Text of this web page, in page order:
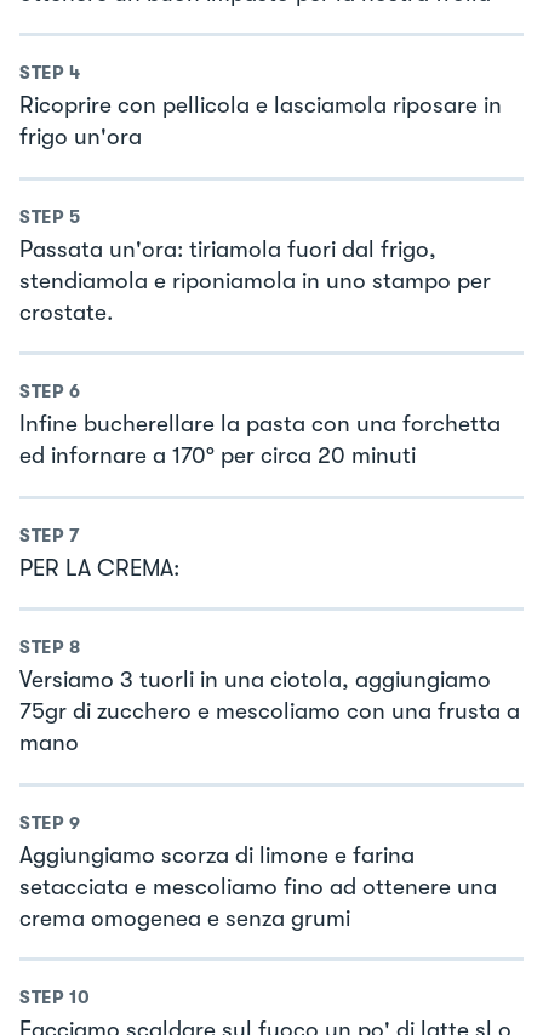
STEP 4
Ricoprire con pellicola e lasciamola riposare in
frigo un'ora
STEP 5
Passata un'ora: tiriamola fuori dal frigo,
stendiamola e riponiamola in uno stampo per
crostate.
STEP 6
Infine bucherellare la pasta con una forchetta
ed infornare a 170° per circa 20 minuti
STEP 7
PER LA CREMA:
STEP 8
Versiamo 3 tuorli in una ciotola, aggiungiamo
75gr di zucchero e mescoliamo con una frusta a
mano
STEP 9
Aggiungiamo scorza di limone e farina
setacciata e mescoliamo fino ad ottenere una
crema omogenea e senza grumi
STEP 10